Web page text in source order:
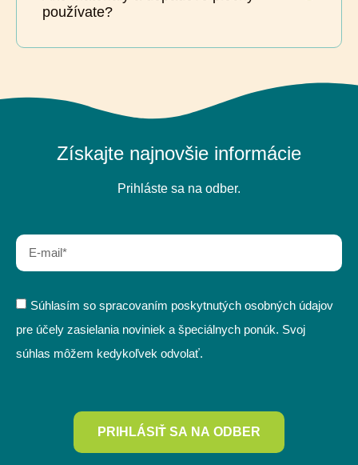
používate?
Získajte najnovšie informácie
Prihláste sa na odber.
Súhlasím so spracovaním poskytnutých osobných údajov
pre účely zasielania noviniek a špeciálnych ponúk. Svoj
súhlas môžem kedykoľvek odvolať.
PRIHLÁSIŤ SA NA ODBER